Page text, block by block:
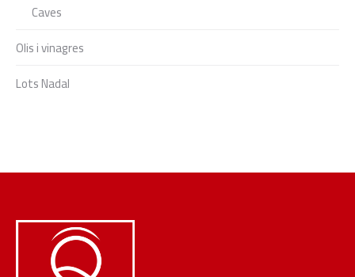
Caves
Olis i vinagres
Lots Nadal